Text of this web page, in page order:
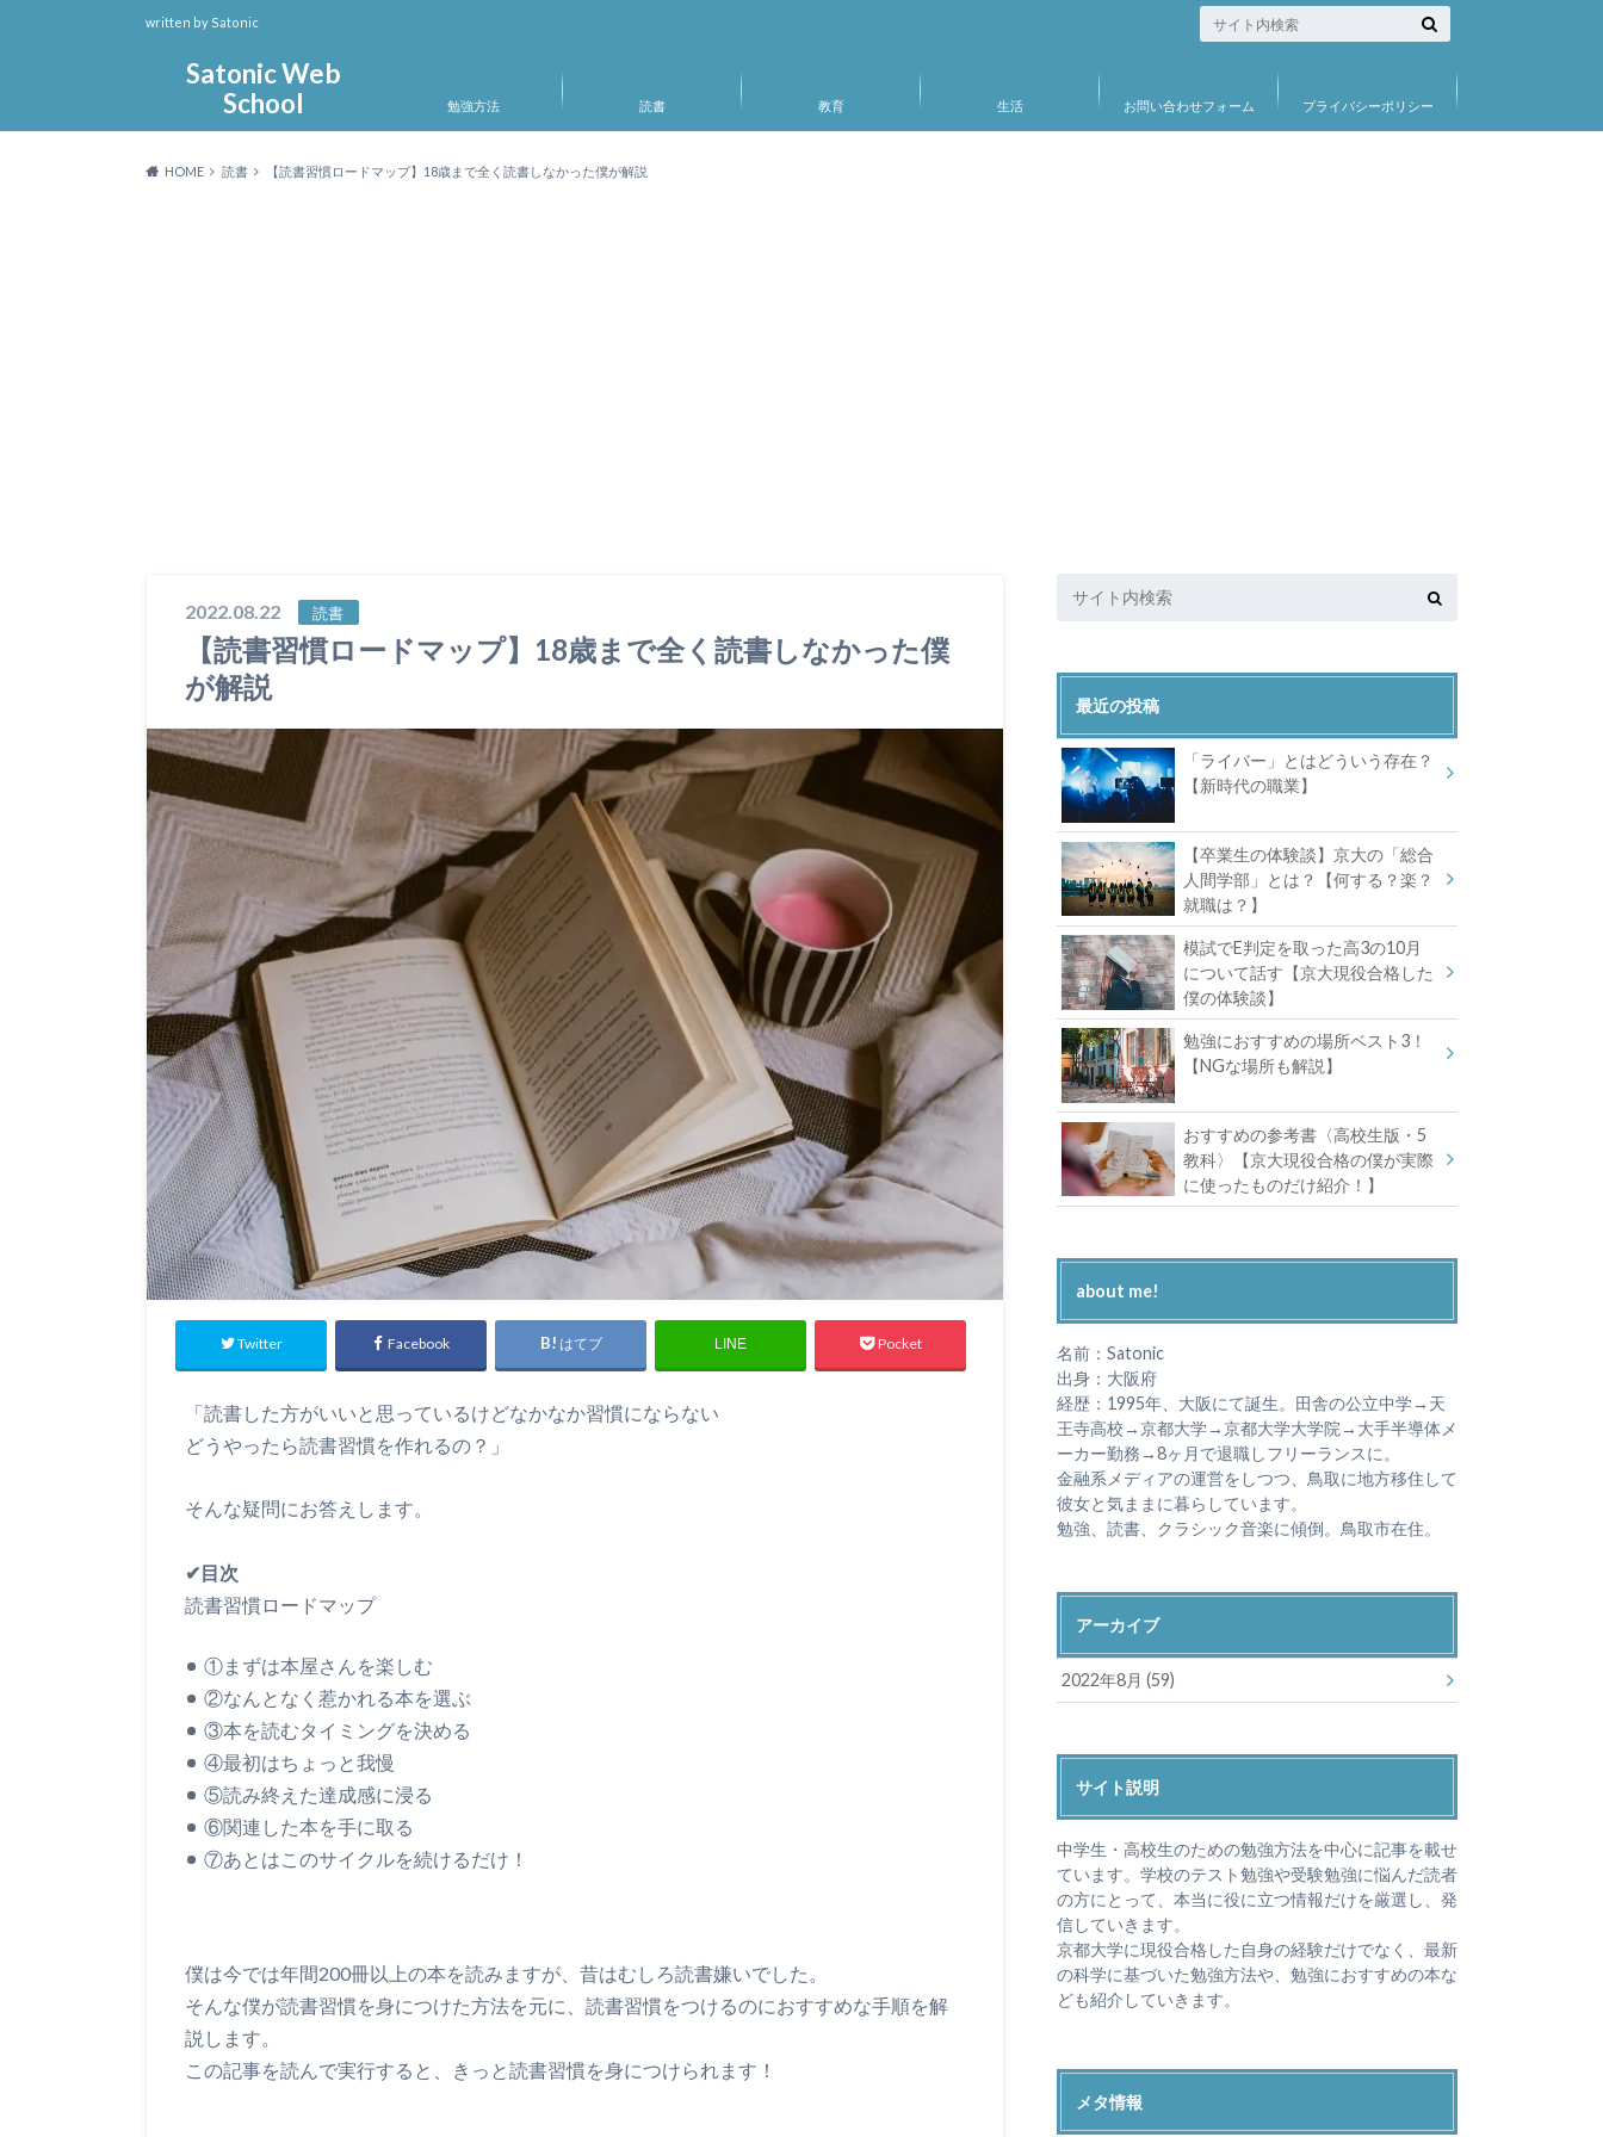
Satonic Web
School
written by Satonic
勉強方法 読書 教育 生活 お問い合わせフォーム プライバシーポリシー
HOME 読書 【読書習慣ロードマップ】18歳まで全く読書しなかった僕が解説
2022.08.22 読書
【読書習慣ロードマップ】18歳まで全く読書しなかった僕
が解説
Twitter Facebook はてブ LINE Pocket
「読書した方がいいと思っているけどなかなか習慣にならない
どうやったら読書習慣を作れるの？」
そんな疑問にお答えします。
✔︎目次
読書習慣ロードマップ
①まずは本屋さんを楽しむ
②なんとなく惹かれる本を選ぶ
③本を読むタイミングを決める
④最初はちょっと我慢
⑤読み終えた達成感に浸る
⑥関連した本を手に取る
⑦あとはこのサイクルを続けるだけ！
僕は今では年間200冊以上の本を読みますが、昔はむしろ読書嫌いでした。
そんな僕が読書習慣を身につけた方法を元に、読書習慣をつけるのにおすすめな手順を解
説します。
この記事を読んで実行すると、きっと読書習慣を身につけられます！
最近の投稿
「ライバー」とはどういう存在？
【新時代の職業】
【卒業生の体験談】京大の「総合
人間学部」とは？【何する？楽？
就職は？】
模試でE判定を取った高3の10月
について話す【京大現役合格した
僕の体験談】
勉強におすすめの場所ベスト3！
【NGな場所も解説】
おすすめの参考書〈高校生版・5
教科〉【京大現役合格の僕が実際
に使ったものだけ紹介！】
about me!
名前：Satonic
出身：大阪府
経歴：1995年、大阪にて誕生。田舎の公立中学→天
王寺高校→京都大学→京都大学大学院→大手半導体メ
ーカー勤務→8ヶ月で退職しフリーランスに。
金融系メディアの運営をしつつ、鳥取に地方移住して
彼女と気ままに暮らしています。
勉強、読書、クラシック音楽に傾倒。鳥取市在住。
アーカイブ
2022年8月 (59)
サイト説明
中学生・高校生のための勉強方法を中心に記事を載せ
ています。学校のテスト勉強や受験勉強に悩んだ読者
の方にとって、本当に役に立つ情報だけを厳選し、発
信していきます。
京都大学に現役合格した自身の経験だけでなく、最新
の科学に基づいた勉強方法や、勉強におすすめの本な
ども紹介していきます。
メタ情報